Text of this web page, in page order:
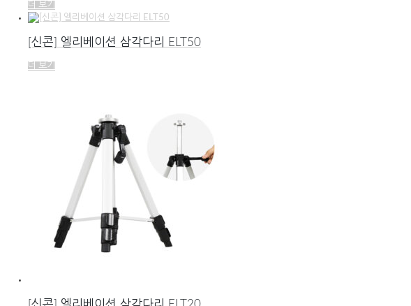
더 보기
[신콘] 엘리베이션 삼각다리 ELT50
더 보기